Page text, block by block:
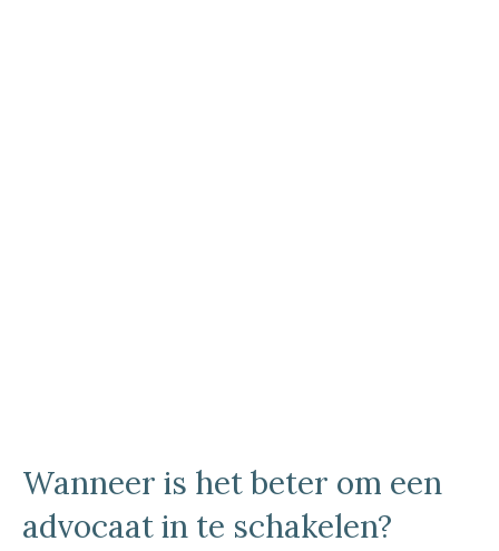
Wanneer is het beter om een
advocaat in te schakelen?